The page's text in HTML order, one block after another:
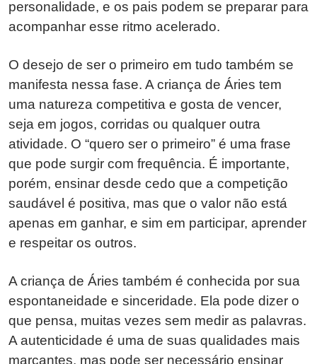
personalidade, e os pais podem se preparar para
acompanhar esse ritmo acelerado.
O desejo de ser o primeiro em tudo também se
manifesta nessa fase. A criança de Áries tem
uma natureza competitiva e gosta de vencer,
seja em jogos, corridas ou qualquer outra
atividade. O “quero ser o primeiro” é uma frase
que pode surgir com frequência. É importante,
porém, ensinar desde cedo que a competição
saudável é positiva, mas que o valor não está
apenas em ganhar, e sim em participar, aprender
e respeitar os outros.
A criança de Áries também é conhecida por sua
espontaneidade e sinceridade. Ela pode dizer o
que pensa, muitas vezes sem medir as palavras.
A autenticidade é uma de suas qualidades mais
marcantes, mas pode ser necessário ensinar